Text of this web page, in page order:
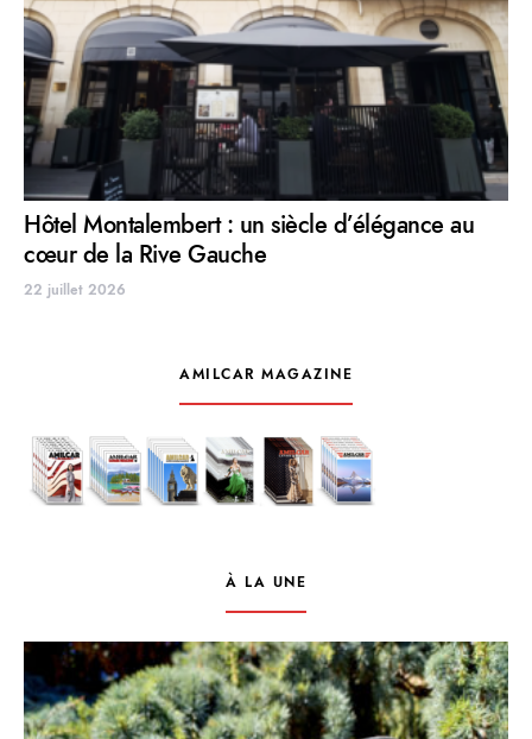
Hôtel Montalembert : un siècle d’élégance au
cœur de la Rive Gauche
22 juillet 2026
AMILCAR MAGAZINE
À LA UNE